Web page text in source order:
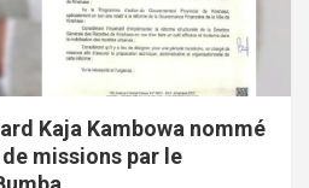
Kaja Kambowa nommé
missions par le